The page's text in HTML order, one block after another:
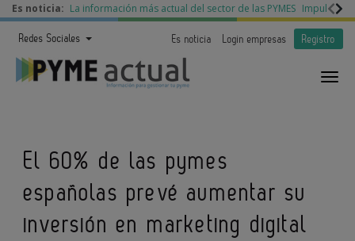
Es noticia: La información más actual del sector de las PYMES Impulso a
Redes Sociales Es noticia Login empresas Registro
El 60% de las pymes
españolas prevé aumentar su
inversión en marketing digital